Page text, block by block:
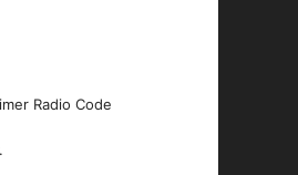
Radio Code